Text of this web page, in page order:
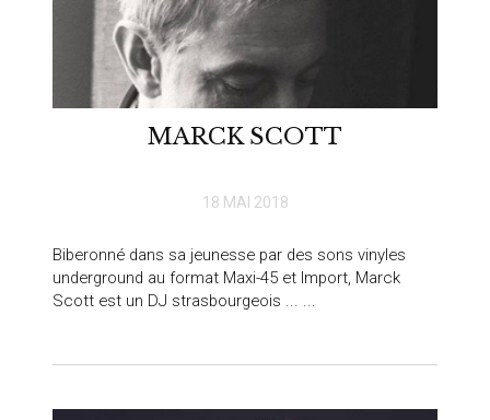
MARCK SCOTT
18 MAI 2018
Biberonné dans sa jeunesse par des sons vinyles
underground au format Maxi-45 et Import, Marck
Scott est un DJ strasbourgeois ... ...